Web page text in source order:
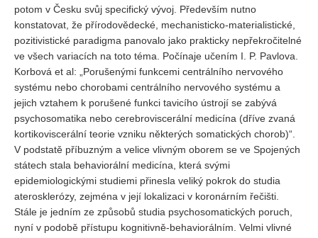
potom v Česku svůj specifický vývoj. Především nutno
konstatovat, že přírodovědecké, mechanisticko-materialistické,
pozitivistické paradigma panovalo jako prakticky nepřekročitelné
ve všech variacích na toto téma. Počínaje učením I. P. Pavlova.
Korbová et al: „Porušenými funkcemi centrálního nervového
systému nebo chorobami centrálního nervového systému a
jejich vztahem k porušené funkci tavicího ústrojí se zabývá
psychosomatika nebo cerebroviscerální medicína (dříve zvaná
kortikoviscerální teorie vzniku některých somatických chorob)“.
V podstatě příbuzným a velice vlivným oborem se ve Spojených
státech stala behaviorální medicína, která svými
epidemiologickými studiemi přinesla veliký pokrok do studia
aterosklerózy, zejména v její lokalizaci v koronárním řečišti.
Stále je jedním ze způsobů studia psychosomatických poruch,
nyní v podobě přístupu kognitivně-behaviorálním. Velmi vlivné